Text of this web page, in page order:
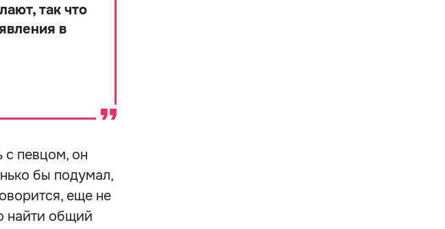
так что
в
с певцом, он
бы подумал,
еще не
найти общий